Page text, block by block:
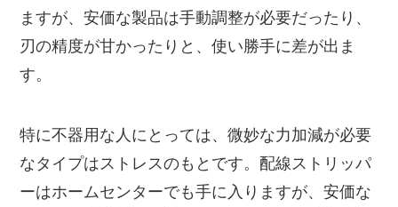
ますが、安価な製品は手動調整が必要だったり、
刃の精度が甘かったりと、使い勝手に差が出ま
す。
特に不器用な人にとっては、微妙な力加減が必要
なタイプはストレスのもとです。配線ストリッパ
ーはホームセンターでも手に入りますが、安価な